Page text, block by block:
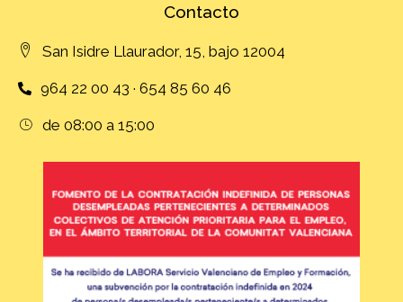
Contacto
San Isidre Llaurador, 15, bajo 12004
964 22 00 43 · 654 85 60 46
de 08:00 a 15:00